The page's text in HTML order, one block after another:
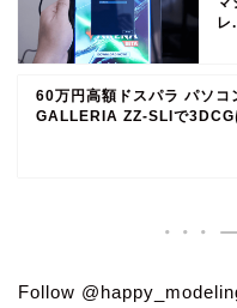
レ
60万円高額ドスパラ パソコ
GALLERIA ZZ-SLIで3DCG
Follow